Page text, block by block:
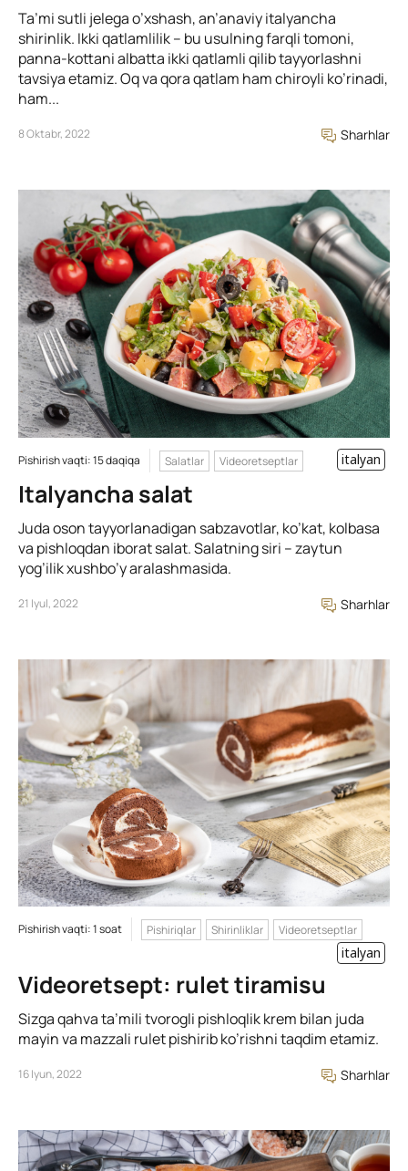
Ta’mi sutli jelega o’xshash, an’anaviy italyancha
shirinlik. Ikki qatlamlilik – bu usulning farqli tomoni,
panna-kottani albatta ikki qatlamli qilib tayyorlashni
tavsiya etamiz. Oq va qora qatlam ham chiroyli ko’rinadi,
ham...
8 Oktabr, 2022 Sharhlar
Pishirish vaqti: 15 daqiqa Salatlar Videoretseptlar italyan
Italyancha salat
Juda oson tayyorlanadigan sabzavotlar, ko’kat, kolbasa
va pishloqdan iborat salat. Salatning siri – zaytun
yog’ilik xushbo’y aralashmasida.
21 Iyul, 2022 Sharhlar
Pishirish vaqti: 1 soat Pishiriqlar Shirinliklar Videoretseptlar
italyan
Videoretsept: rulet tiramisu
Sizga qahva ta’mili tvorogli pishloqlik krem bilan juda
mayin va mazzali rulet pishirib ko’rishni taqdim etamiz.
16 Iyun, 2022 Sharhlar